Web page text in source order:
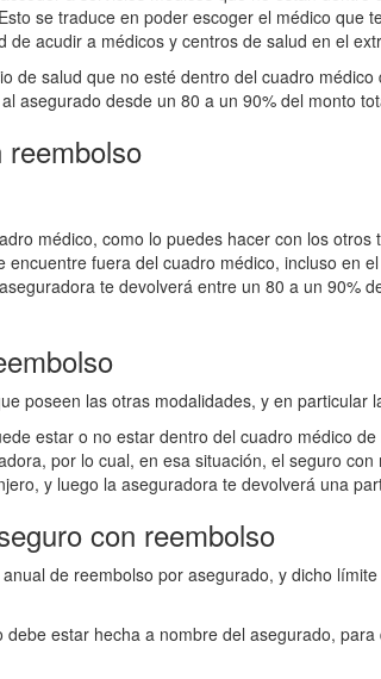
se traduce en poder escoger el médico que
acudir a médicos y centros de salud en el
de salud que no esté dentro del cuadro
asegurado desde un 80 a un 90% del monto
médico, como lo puedes hacer con los otros
fuera del cuadro médico, incluso en
te devolverá entre un 80 a un 90%
poseen las otras modalidades, y en particular
estar o no estar dentro del cuadro médico
por lo cual, en esa situación, el seguro
y luego la aseguradora te devolverá una
con reembolso
de reembolso por asegurado, y dicho
estar hecha a nombre del asegurado,